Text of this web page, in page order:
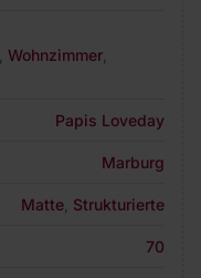
Wohnzimmer
Papis Loveday
Marburg
Matte Strukturierte
70